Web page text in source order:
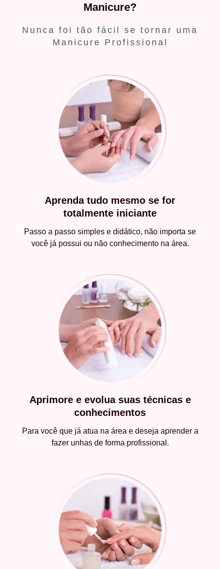
Manicure?
Nunca foi tão fácil se tornar uma
Manicure Profissional
Aprenda tudo mesmo se for
totalmente iniciante
Passo a passo simples e didático, não importa se
você já possui ou não conhecimento na área.
Aprimore e evolua suas técnicas e
conhecimentos
Para você que já atua na área e deseja aprender a
fazer unhas de forma profissional.